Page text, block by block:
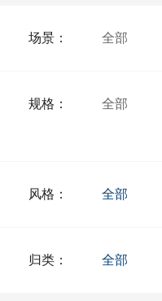
场景： 全部
规格： 全部
风格： 全部
归类： 全部